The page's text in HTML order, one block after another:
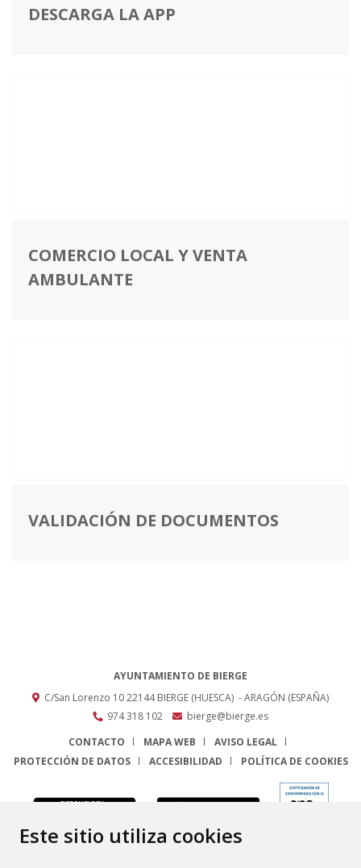
Este sitio utiliza cookies
DESCARGA LA APP
COMERCIO LOCAL Y VENTA
AMBULANTE
VALIDACIÓN DE DOCUMENTOS
AYUNTAMIENTO DE BIERGE
C/San Lorenzo 1022144 BIERGE (HUESCA) - ARAGÓN (ESPAÑA)
974 318 102
bierge@bierge.es
CONTACTO
MAPA WEB
AVISO LEGAL
PROTECCIÓN DE DATOS
ACCESIBILIDAD POLÍTICA DE COOKIES